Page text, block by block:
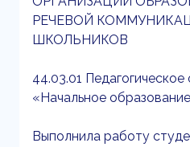
РЕЧЕВОЙ
ШКОЛЬНИКОВ
44.03.01
«Начальное
Выполнила работу